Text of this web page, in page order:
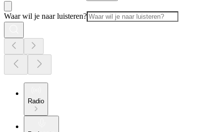
Waar wil je naar luisteren?
Radio